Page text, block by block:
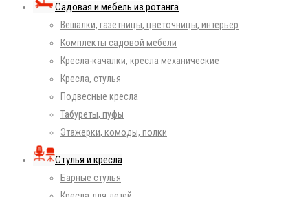
Садовая и мебель из ротанга
Вешалки, газетницы, цветочницы, интерьер
Комплекты садовой мебели
Кресла-качалки, кресла механические
Кресла, стулья
Подвесные кресла
Табуреты, пуфы
Этажерки, комоды, полки
Стулья и кресла
Барные стулья